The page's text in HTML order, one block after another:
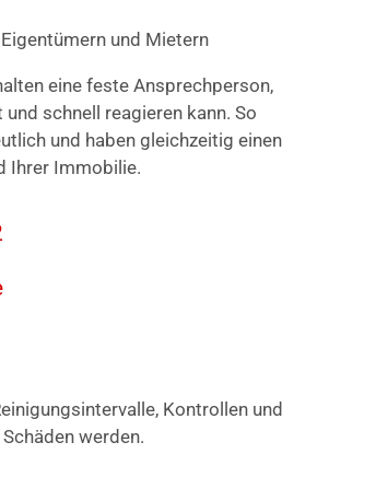
und Mietern
eine feste Ansprechperson,
schnell reagieren kann. So
und haben gleichzeitig einen
Ihrer Immobilie.
Kontrollen und
werden.